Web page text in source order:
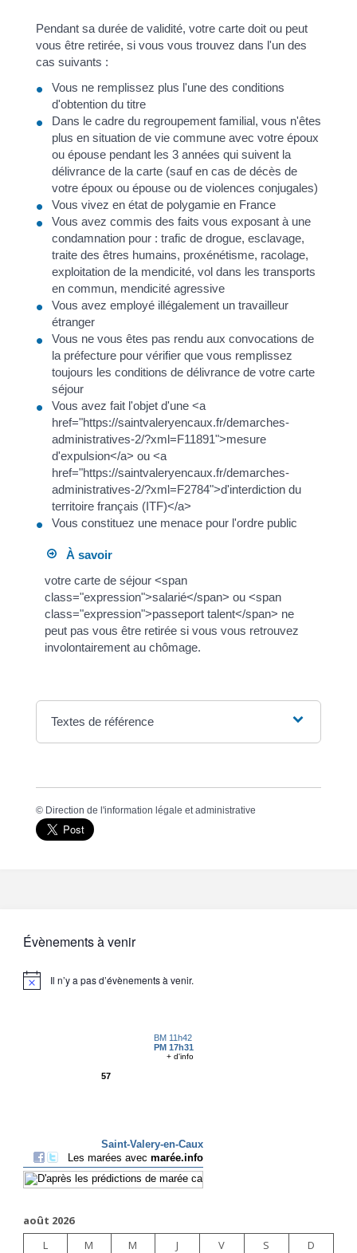
Pendant sa durée de validité, votre carte doit ou peut
vous être retirée, si vous vous trouvez dans l'un des
cas suivants :
Vous ne remplissez plus l'une des conditions
d'obtention du titre
Dans le cadre du regroupement familial, vous n'êtes
plus en situation de vie commune avec votre époux
ou épouse pendant les 3 années qui suivent la
délivrance de la carte (sauf en cas de décès de
votre époux ou épouse ou de violences conjugales)
Vous vivez en état de polygamie en France
Vous avez commis des faits vous exposant à une
condamnation pour : trafic de drogue, esclavage,
traite des êtres humains, proxénétisme, racolage,
exploitation de la mendicité, vol dans les transports
en commun, mendicité agressive
Vous avez employé illégalement un travailleur
étranger
Vous ne vous êtes pas rendu aux convocations de
la préfecture pour vérifier que vous remplissez
toujours les conditions de délivrance de votre carte
séjour
Vous avez fait l'objet d'une <a
href="https://saintvaleryencaux.fr/demarches-
administratives-2/?xml=F11891">mesure
d'expulsion</a> ou <a
href="https://saintvaleryencaux.fr/demarches-
administratives-2/?xml=F2784">d'interdiction du
territoire français (ITF)</a>
Vous constituez une menace pour l'ordre public
À savoir
votre carte de séjour <span
class="expression">salarié</span> ou <span
class="expression">passeport talent</span> ne
peut pas vous être retirée si vous vous retrouvez
involontairement au chômage.
Textes de référence
© Direction de l'information légale et administrative
Évènements à venir
Il n’y a pas d’évènements à venir.
août 2026
L
M M J V S D